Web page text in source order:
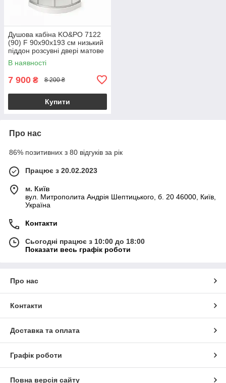
Душова кабіна KO&PO 7122
(90) F 90x90х193 см низький
піддон розсувні двері матове
скло
В наявності
7 900 ₴ 8 200 ₴
Купити
Про нас
86% позитивних з 80 відгуків за рік
Працює з 20.02.2023
м. Київ
вул. Митрополита Андрія Шептицького, б. 20 46000, Київ,
Україна
Контакти
Сьогодні працює з 10:00 до 18:00
Показати весь графік роботи
Про нас
Контакти
Доставка та оплата
Графік роботи
Повна версія сайту